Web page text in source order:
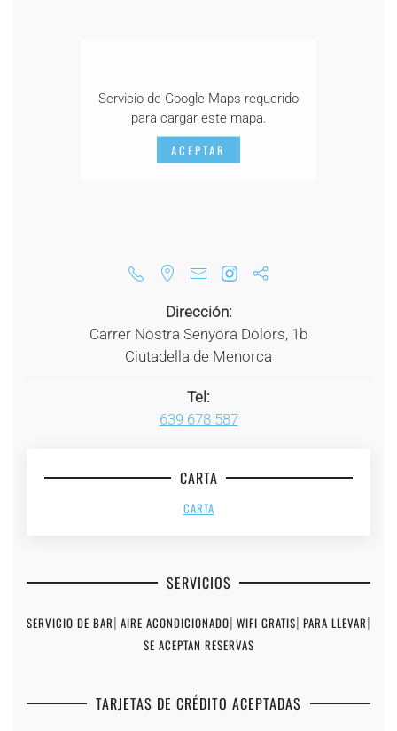
Servicio de Google Maps requerido
para cargar este mapa.
ACEPTAR
Dirección:
Carrer Nostra Senyora Dolors, 1b
Ciutadella de Menorca
Tel:
639 678 587
CARTA
CARTA
SERVICIOS
SERVICIO DE BAR| AIRE ACONDICIONADO| WIFI GRATIS| PARA LLEVAR|
SE ACEPTAN RESERVAS
TARJETAS DE CRÉDITO ACEPTADAS